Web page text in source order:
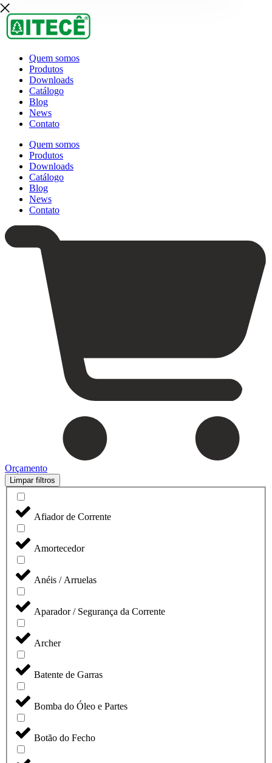
Quem somos
Produtos
Downloads
Catálogo
Blog
News
Contato
Quem somos
Produtos
Downloads
Catálogo
Blog
News
Contato
Orçamento
Limpar filtros
Afiador de Corrente
Amortecedor
Anéis / Arruelas
Aparador / Segurança da Corrente
Archer
Batente de Garras
Bomba do Óleo e Partes
Botão do Fecho